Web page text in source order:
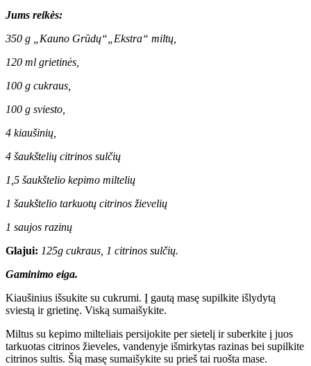
Jums reikės:
350 g „Kauno Grūdų“„Ekstra“ miltų,
120 ml grietinės,
100 g cukraus,
100 g sviesto,
4 kiaušinių,
4 šaukštelių citrinos sulčių
1,5 šaukštelio kepimo miltelių
1 šaukštelio tarkuotų citrinos žievelių
1 saujos razinų
Glajui: 125g cukraus, 1 citrinos sulčių.
Gaminimo eiga.
Kiaušinius išsukite su cukrumi. Į gautą masę supilkite išlydytą
sviestą ir grietinę. Viską sumaišykite.
Miltus su kepimo milteliais persijokite per sietelį ir suberkite į juos
tarkuotas citrinos žieveles, vandenyje išmirkytas razinas bei supilkite
citrinos sultis. Šią masę sumaišykite su prieš tai ruošta mase.